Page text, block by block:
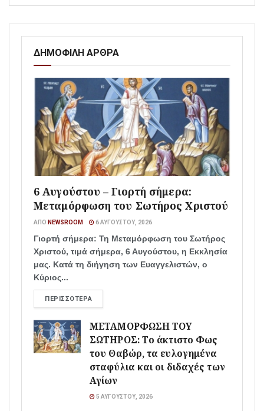
ΔΗΜΟΦΙΛΗ ΑΡΘΡΑ
6 Αυγούστου – Γιορτή σήμερα:
Μεταμόρφωση του Σωτήρος Χριστού
ΑΠΌ NEWSROOM 6 ΑΥΓΟΎΣΤΟΥ, 2026
Γιορτή σήμερα: Τη Μεταμόρφωση του Σωτήρος
Χριστού, τιμά σήμερα, 6 Αυγούστου, η Εκκλησία
μας. Κατά τη διήγηση των Ευαγγελιστών, ο
Κύριος...
ΠΕΡΙΣΣΌΤΕΡΑ
ΜΕΤΑΜΟΡΦΩΣΗ ΤΟΥ
ΣΩΤΗΡΟΣ: Το άκτιστο Φως
του Θαβώρ, τα ευλογημένα
σταφύλια και οι διδαχές των
Αγίων
5 ΑΥΓΟΎΣΤΟΥ, 2026